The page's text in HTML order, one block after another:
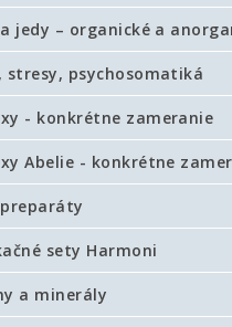
jedy – organické a
stresy, psychosomatiká
- konkrétne zameranie
Abelie - konkrétne
sety Harmoni
a minerály